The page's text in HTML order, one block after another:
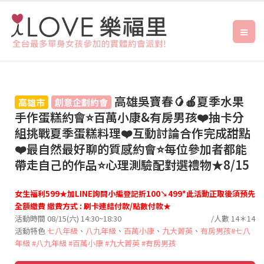
高雄市 創意企劃約會 高雄吳寶春🥭🍎夏季水果
手作蛋糕約會⭐百萬小康&有房男孩❤️抽卡分
組挑戰夏季蛋糕料理❤️互動討論合作完成甜點
❤️最自然最好聊的質感約會⭐每位參加者都能
帶走自己的作品⭐心理測驗配對選禮物★8/15
女生福利599★加LINE詢問小編登記折100↘︎499*此活動正取後須預先
全額繳費 繳費方式 : 刷卡連結付款/點數付款★
活動時間 08/15(六) 14:30~18:30
/人數 14＊14
活動特色七八年級 、 八九年級 、 百萬小康 、 九大菁英 、 有房男孩#七八
年級#八九年級#百萬小康#九大菁英#有房男孩